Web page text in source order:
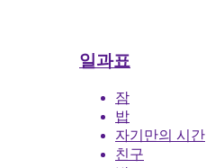
일과표
잠
밥
자기만의 시간
친구